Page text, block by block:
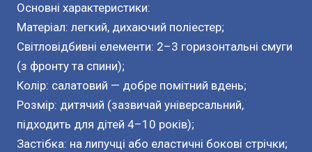
Основні характеристики:
Матеріал: легкий, дихаючий поліестер;
Світловідбивні елементи: 2–3 горизонтальні смуги
(з фронту та спини);
Колір: салатовий — добре помітний вдень;
Розмір: дитячий (зазвичай універсальний,
підходить для дітей 4–10 років);
Застібка: на липучці або еластичні бокові стрічки;